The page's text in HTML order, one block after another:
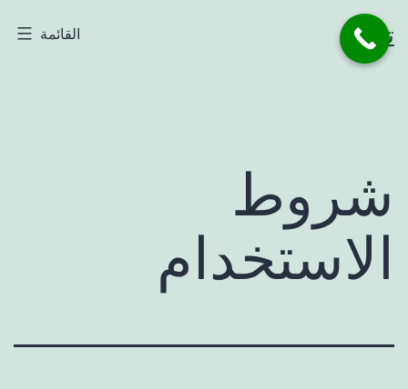
التخطي
إلىتاجر القائمة
شروط
الاستخدام